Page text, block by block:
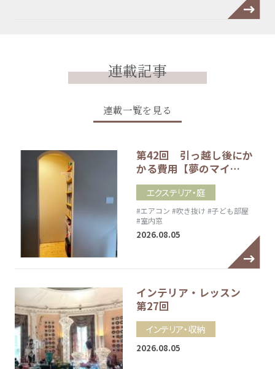
連載記事
連載一覧を見る
第42回 引っ越し後にか
かる費用【夢のマイ…
エクステリア・庭
#エアコン #吹き抜け #子ども部屋
#室内窓
2026.08.05
インテリア・レッスン
第27回
インテリア・収納
2026.08.05